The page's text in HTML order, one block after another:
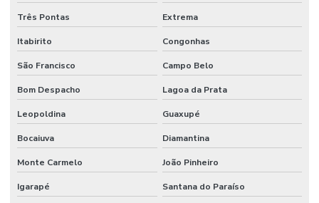
Sistema preventivo de incêndio
Sistema de proteção e combate a incêndio
Sistema de proteção contra descargas atmosféricas
Sistema de proteção contra incêndio
Sistema de sprinkler
Sistema de supressão de incêndio
Sistema vesda anti incêndio
Três Pontas Extrema
Itabirito Congonhas
São Francisco Campo Belo
Bom Despacho Lagoa da Prata
Leopoldina Guaxupé
Bocaiuva Diamantina
Monte Carmelo João Pinheiro
Igarapé Santana do Paraíso